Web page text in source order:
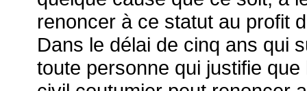
renoncer à ce statut au profit
Dans le délai de cinq ans qui
toute personne qui justifie